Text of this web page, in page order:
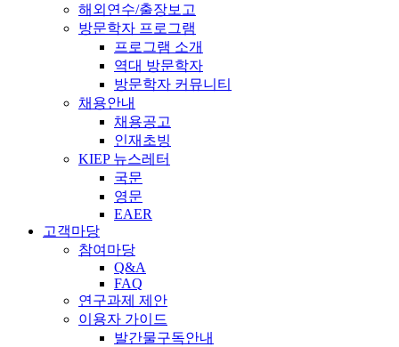
해외연수/출장보고
방문학자 프로그램
프로그램 소개
역대 방문학자
방문학자 커뮤니티
채용안내
채용공고
인재초빙
KIEP 뉴스레터
국문
영문
EAER
고객마당
참여마당
Q&A
FAQ
연구과제 제안
이용자 가이드
발간물구독안내